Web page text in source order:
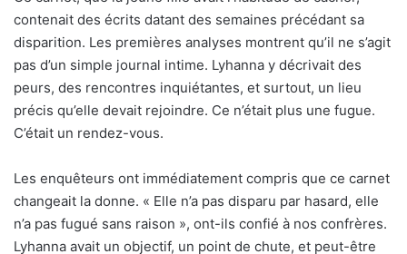
contenait des écrits datant des semaines précédant sa
disparition. Les premières analyses montrent qu’il ne s’agit
pas d’un simple journal intime. Lyhanna y décrivait des
peurs, des rencontres inquiétantes, et surtout, un lieu
précis qu’elle devait rejoindre. Ce n’était plus une fugue.
C’était un rendez-vous.
Les enquêteurs ont immédiatement compris que ce carnet
changeait la donne. « Elle n’a pas disparu par hasard, elle
n’a pas fugué sans raison », ont-ils confié à nos confrères.
Lyhanna avait un objectif, un point de chute, et peut-être